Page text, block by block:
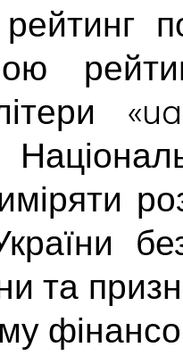
та